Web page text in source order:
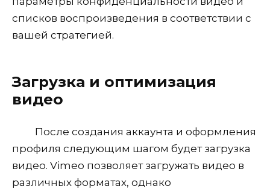
списков воспроизведения в соответствии с
вашей стратегией.
Загрузка и оптимизация
видео
После создания аккаунта и оформления
профиля следующим шагом будет загрузка
видео. Vimeo позволяет загружать видео в
различных форматах, однако